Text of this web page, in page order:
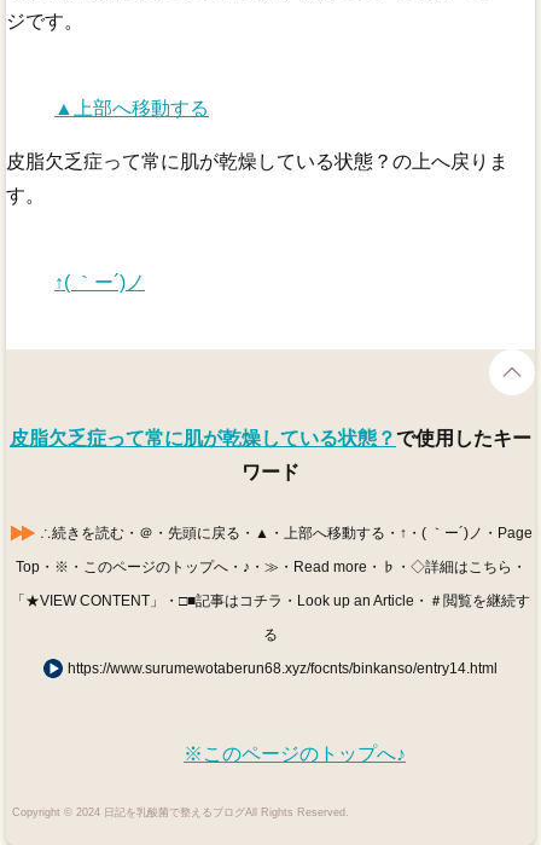
ジです。
▲上部へ移動する
皮脂欠乏症って常に肌が乾燥している状態？の上へ戻りま
す。
↑( ｀ー´)ノ
皮脂欠乏症って常に肌が乾燥している状態？で使用したキー
ワード
∴続きを読む・＠・先頭に戻る・▲・上部へ移動する・↑・( ｀ー´)ノ・Page
Top・※・このページのトップへ・♪・≫・Read more・♭・◇詳細はこちら・
「★VIEW CONTENT」・□■記事はコチラ・Look up an Article・＃閲覧を継続す
る
https://www.surumewotaberun68.xyz/focnts/binkanso/entry14.html
※このページのトップへ♪
Copyright © 2024 日記を乳酸菌で整えるブログAll Rights Reserved.